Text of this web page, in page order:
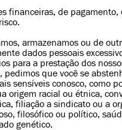
financeiras, de pagamento,
armazenamos ou de
dados pessoais
para a prestação dos
pedimos que você se
sensíveis conosco, como
origem racial ou étnica,
filiação a sindicato ou a
filosófico ou político,
genético.